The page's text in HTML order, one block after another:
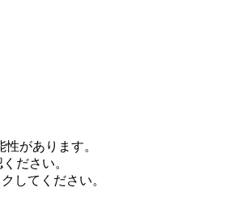
があります。
ださい。
してください。